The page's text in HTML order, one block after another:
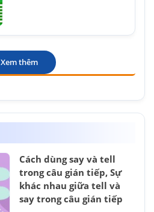
Xem thêm
Cách dùng say và tell
trong câu gián tiếp, Sự
khác nhau giữa tell và
say trong câu gián tiếp